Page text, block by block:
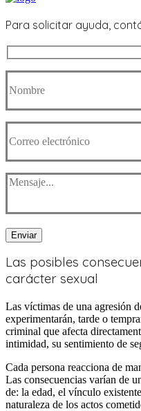
Para solicitar ayuda,
Enviar
Las posibles
carácter sexual
Las víctimas de una agresión
experimentarán, tarde o
criminal que afecta
intimidad, su sentimiento de
Cada persona reacciona de
Las consecuencias varían de
de: la edad, el vínculo
naturaleza de los actos